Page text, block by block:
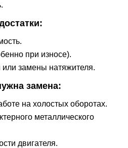
при износе).
или замены натяжителя.
замена:
на холостых оборотах.
металлического
двигателя.